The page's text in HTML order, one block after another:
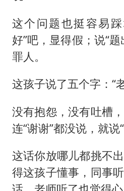
这个问题也挺容易
好”吧，显得假；说“
罪人。
这孩子说了五个字：“
没有抱怨，没有吐槽
连“谢谢”都没说，就说“
这话你放哪儿都挑不
得这孩子懂事，同事